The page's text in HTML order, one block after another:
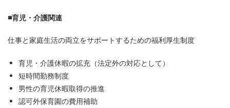
■育児・介護関連
仕事と家庭生活の両立をサポートするための福利厚生制度
育児・介護休暇の拡充（法定外の対応として）
短時間勤務制度
男性の育児休暇取得の推進
認可外保育園の費用補助